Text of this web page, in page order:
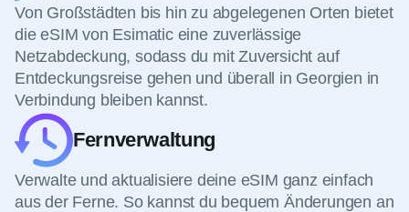
Von Großstädten bis hin zu abgelegenen Orten bietet
die eSIM von Esimatic eine zuverlässige
Netzabdeckung, sodass du mit Zuversicht auf
Entdeckungsreise gehen und überall in Georgien in
Verbindung bleiben kannst.
Fernverwaltung
Verwalte und aktualisiere deine eSIM ganz einfach
aus der Ferne. So kannst du bequem Änderungen an